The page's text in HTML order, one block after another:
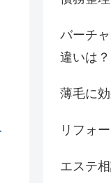
バーチ
違いは？
薄毛に
リフォ
エステ